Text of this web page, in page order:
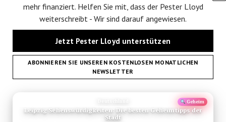
mehr finanziert. Helfen Sie mit, dass der Pester Lloyd
weiterschreibt - Wir sind darauf angewiesen.
Jetzt Pester Lloyd unterstützen
ABONNIEREN SIE UNSEREN KOSTENLOSEN MONATLICHEN
NEWSLETTER
Geheim
Leipzig Sehenswürdigkeiten: Die besten Geheimtipps der
Stadt